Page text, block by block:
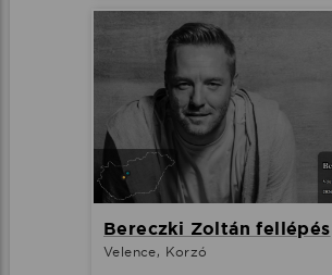
Bereczki Zoltán fellépés
Velence, Korzó